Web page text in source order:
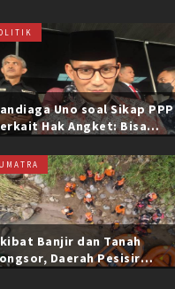
Uno soal Sikap PPP
Hak Angket: Bisa
Banjir dan Tanah
Daerah Pesisir